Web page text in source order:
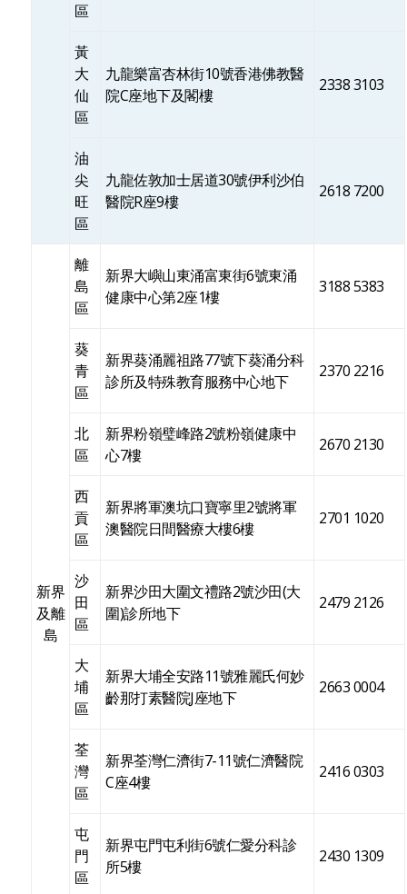
區
黃
大
仙
區
九龍樂富杏林街10號香港佛教醫
院C座地下及閣樓
2338 3103
油
尖
旺
區
九龍佐敦加士居道30號伊利沙伯
醫院R座9樓
2618 7200
新界
及離
島
離
島
區
新界大嶼山東涌富東街6號東涌
健康中心第2座1樓
3188 5383
葵
青
區
新界葵涌麗祖路77號下葵涌分科
診所及特殊教育服務中心地下
2370 2216
北
區
新界粉嶺璧峰路2號粉嶺健康中
心7樓
2670 2130
西
貢
區
新界將軍澳坑口寶寧里2號將軍
澳醫院日間醫療大樓6樓
2701 1020
沙
田
區
新界沙田大圍文禮路2號沙田(大
圍)診所地下
2479 2126
大
埔
區
新界大埔全安路11號雅麗氏何妙
齡那打素醫院J座地下
2663 0004
荃
灣
區
新界荃灣仁濟街7-11號仁濟醫院
C座4樓
2416 0303
屯
門
區
新界屯門屯利街6號仁愛分科診
所5樓
2430 1309